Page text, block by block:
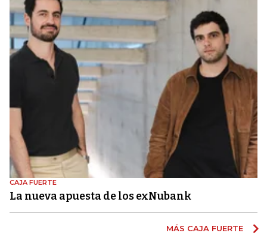
CAJA FUERTE
La nueva apuesta de los exNubank
MÁS CAJA FUERTE